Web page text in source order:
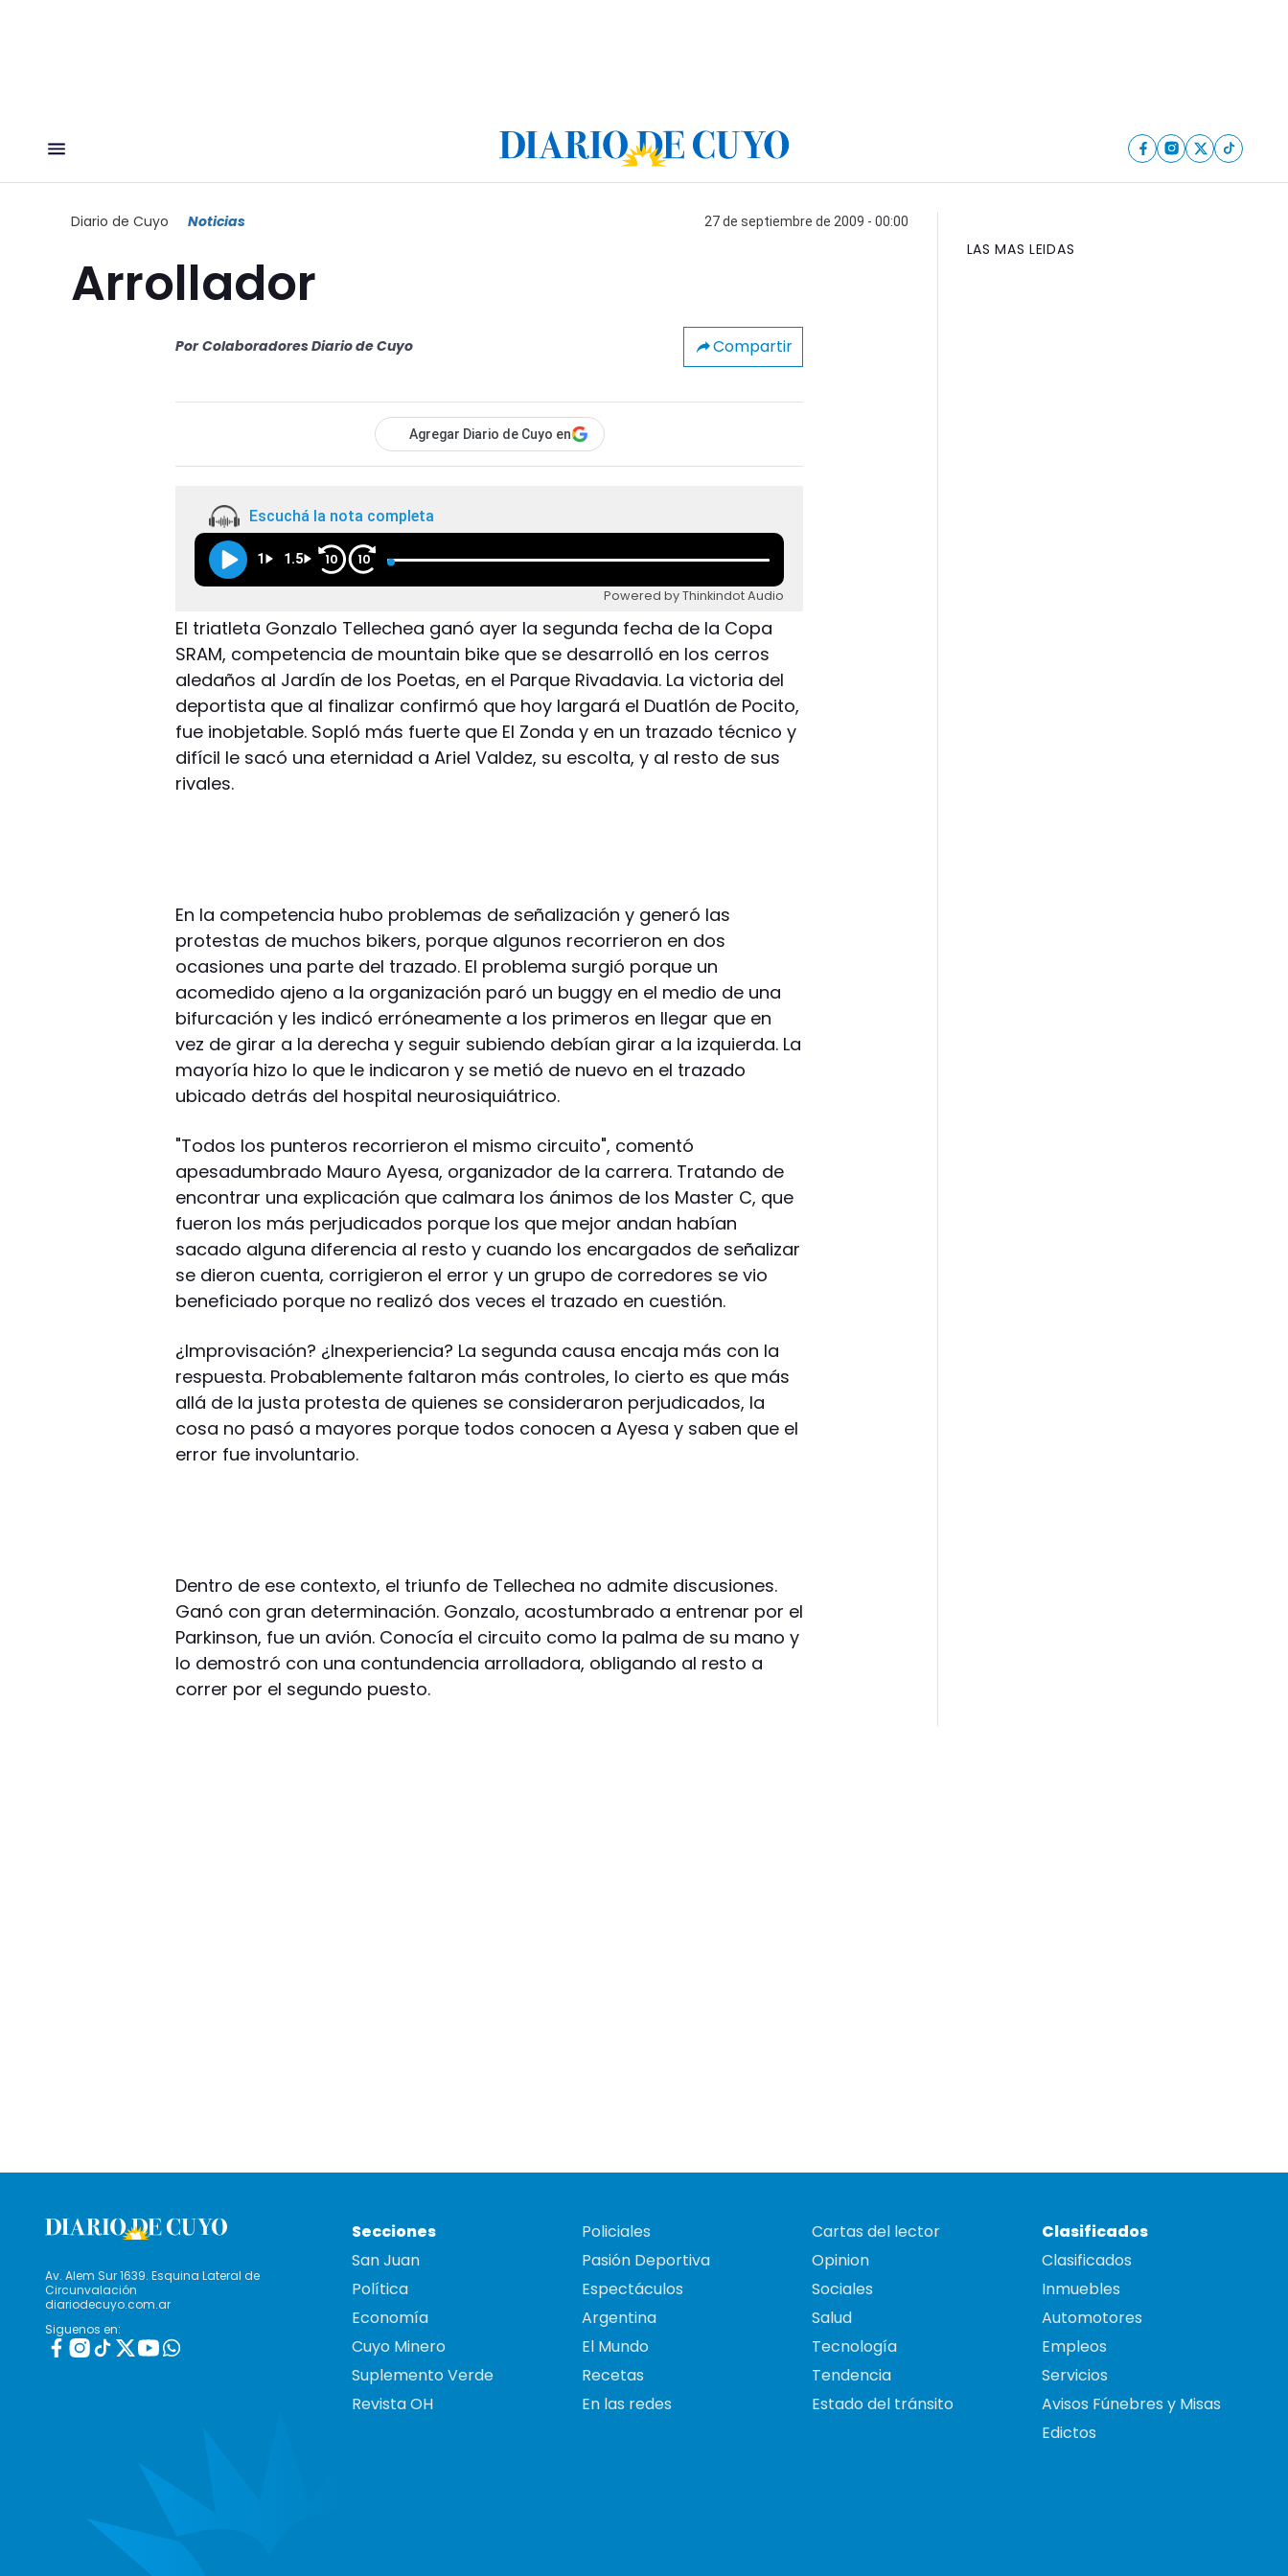
Diario de Cuyo Noticias 27 de septiembre de 2009 - 00:00
Arrollador
Por Colaboradores Diario de Cuyo Compartir
Agregar Diario de Cuyo en
Escuchá la nota completa
1 1.5 10 10
Powered by Thinkindot Audio
El triatleta Gonzalo Tellechea ganó ayer la segunda fecha de la Copa
SRAM, competencia de mountain bike que se desarrolló en los cerros
aledaños al Jardín de los Poetas, en el Parque Rivadavia. La victoria del
deportista que al finalizar confirmó que hoy largará el Duatlón de Pocito,
fue inobjetable. Sopló más fuerte que El Zonda y en un trazado técnico y
difícil le sacó una eternidad a Ariel Valdez, su escolta, y al resto de sus
rivales.
En la competencia hubo problemas de señalización y generó las
protestas de muchos bikers, porque algunos recorrieron en dos
ocasiones una parte del trazado. El problema surgió porque un
acomedido ajeno a la organización paró un buggy en el medio de una
bifurcación y les indicó erróneamente a los primeros en llegar que en
vez de girar a la derecha y seguir subiendo debían girar a la izquierda. La
mayoría hizo lo que le indicaron y se metió de nuevo en el trazado
ubicado detrás del hospital neurosiquiátrico.
"Todos los punteros recorrieron el mismo circuito", comentó
apesadumbrado Mauro Ayesa, organizador de la carrera. Tratando de
encontrar una explicación que calmara los ánimos de los Master C, que
fueron los más perjudicados porque los que mejor andan habían
sacado alguna diferencia al resto y cuando los encargados de señalizar
se dieron cuenta, corrigieron el error y un grupo de corredores se vio
beneficiado porque no realizó dos veces el trazado en cuestión.
¿Improvisación? ¿Inexperiencia? La segunda causa encaja más con la
respuesta. Probablemente faltaron más controles, lo cierto es que más
allá de la justa protesta de quienes se consideraron perjudicados, la
cosa no pasó a mayores porque todos conocen a Ayesa y saben que el
error fue involuntario.
Dentro de ese contexto, el triunfo de Tellechea no admite discusiones.
Ganó con gran determinación. Gonzalo, acostumbrado a entrenar por el
Parkinson, fue un avión. Conocía el circuito como la palma de su mano y
lo demostró con una contundencia arrolladora, obligando al resto a
correr por el segundo puesto.
LAS MAS LEIDAS
Av. Alem Sur 1639. Esquina Lateral de
Circunvalación
diariodecuyo.com.ar
Siguenos en:
Secciones
San Juan
Política
Economía
Cuyo Minero
Suplemento Verde
Revista OH
Policiales
Pasión Deportiva
Espectáculos
Argentina
El Mundo
Recetas
En las redes
Cartas del lector
Opinion
Sociales
Salud
Tecnología
Tendencia
Estado del tránsito
Clasificados
Clasificados
Inmuebles
Automotores
Empleos
Servicios
Avisos Fúnebres y Misas
Edictos